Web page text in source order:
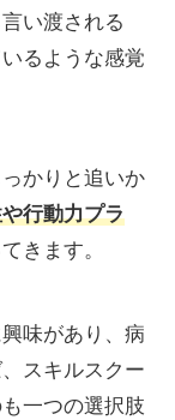
い渡される
るような感覚
かりと追いか
行動力プラ
きます。
味があり、病
スキルスクー
一つの選択肢